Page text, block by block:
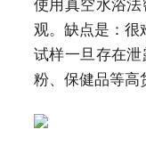
使用真空水浴
观。缺点是：很
试样一旦存在
粉、保健品等高